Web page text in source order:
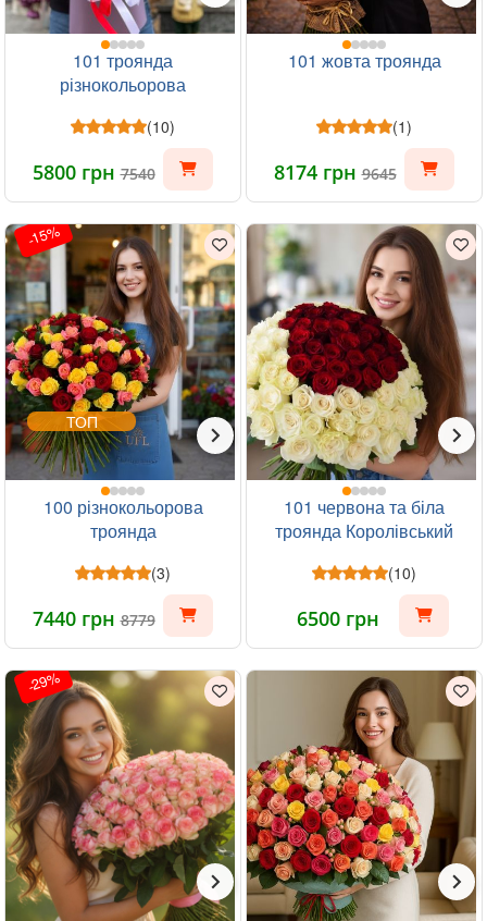
101 троянда
різнокольорова
(10)
5800 грн7540
101 жовта троянда
(1)
8174 грн9645
-15%
ТОП
100 різнокольорова
троянда
(3)
7440 грн8779
101 червона та біла
троянда Королівський
(10)
6500 грн
-29%